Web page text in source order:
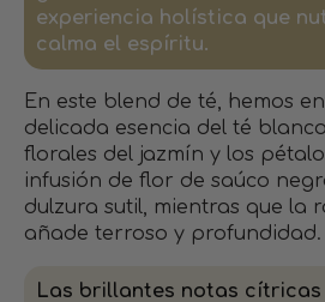
experiencia holística que
calma el espíritu.
En este blend de té, hemos
delicada esencia del té
florales del jazmín y los
infusión de flor de saúco
dulzura sutil, mientras que la
añade terroso y profundidad.
Las brillantes notas